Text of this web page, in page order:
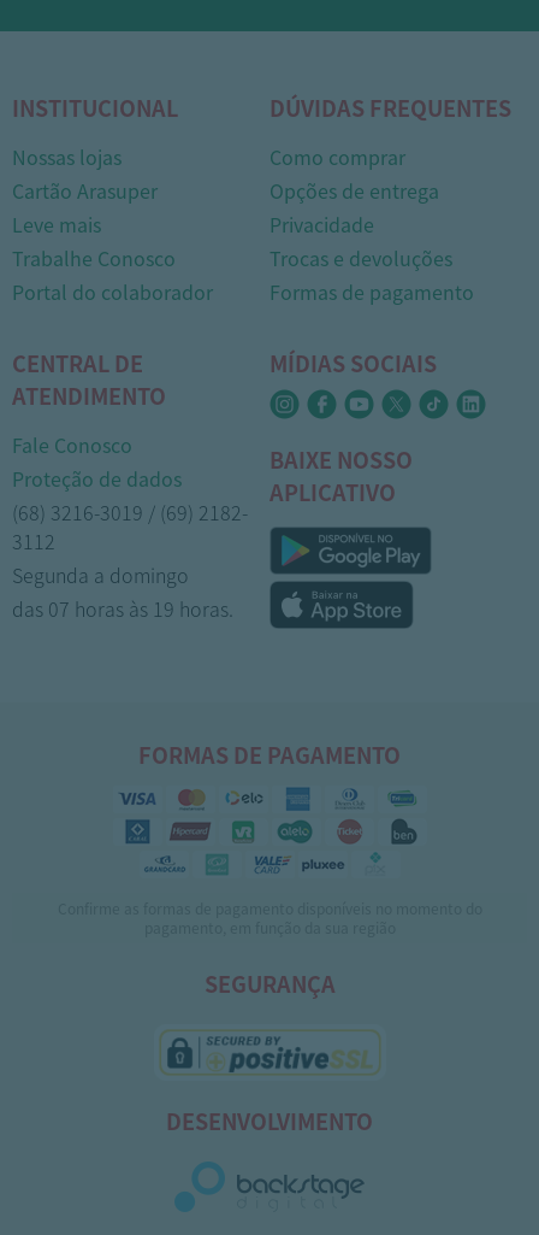
INSTITUCIONAL
Nossas lojas
Cartão Arasuper
Leve mais
Trabalhe Conosco
Portal do colaborador
DÚVIDAS FREQUENTES
Como comprar
Opções de entrega
Privacidade
Trocas e devoluções
Formas de pagamento
CENTRAL DE
ATENDIMENTO
Fale Conosco
Proteção de dados
(68) 3216-3019 / (69) 2182-
3112
Segunda a domingo
das 07 horas às 19 horas.
MÍDIAS SOCIAIS
BAIXE NOSSO
APLICATIVO
FORMAS DE PAGAMENTO
SEGURANÇA
DESENVOLVIMENTO